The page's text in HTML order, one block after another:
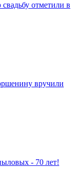
отметили в
вручили
- 70 лет!